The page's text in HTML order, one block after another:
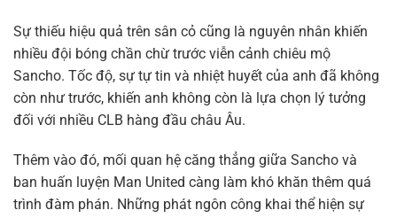
Sự thiếu hiệu quả trên sân cỏ cũng là nguyên nhân khiến
nhiều đội bóng chần chừ trước viễn cảnh chiêu mộ
Sancho. Tốc độ, sự tự tin và nhiệt huyết của anh đã không
còn như trước, khiến anh không còn là lựa chọn lý tưởng
đối với nhiều CLB hàng đầu châu Âu.
Thêm vào đó, mối quan hệ căng thẳng giữa Sancho và
ban huấn luyện Man United càng làm khó khăn thêm quá
trình đàm phán. Những phát ngôn công khai thể hiện sự